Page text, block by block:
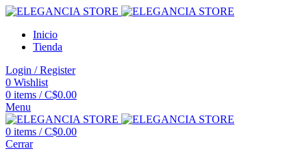
Inicio
Tienda
Login / Register
0 Wishlist
0 items / C$0.00
Menu
0 items / C$0.00
Cerrar